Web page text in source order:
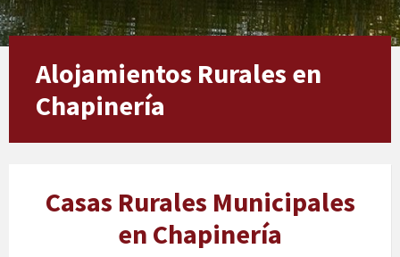
Alojamientos Rurales en
Chapinería
Casas Rurales Municipales
en Chapinería